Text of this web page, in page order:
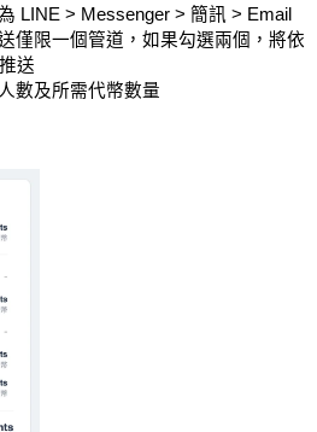
LINE > Messenger > 簡訊 > Email
僅限一個管道，如果勾選兩個，將依
送
數及所需代幣數量